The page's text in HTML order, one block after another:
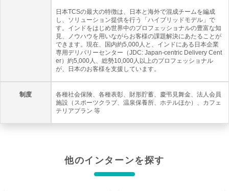
日本TCSの最大の特徴は、日本と海外で混成チームを編成
し、ソリューション提供を行う「ハイブリッドモデル」で
す。インドをはじめ世界中のプロフェッショナルの豊富な知
見、ノウハウを用いながらお客様の課題解決にあたることが
できます。現在、国内約5,000人と、インドにある日本企業
専用デリバリーセンター（JDC: Japan-centric Delivery Cent
er）約5,000人、総勢10,000人以上のプロフェッショナル
が、日本のお客様を支援しています。
制度
各種社会保険、各種表彰、財形貯蓄、慶弔見舞金、法人会員
施設（スポーツクラブ、温泉保養所、ホテルほか）、カフェ
テリアプラン 等
他のインターンを探す